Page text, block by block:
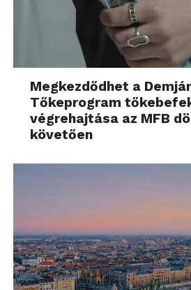
Megkezdődhet a
Tőkeprogram
végrehajtása az MFB
követően